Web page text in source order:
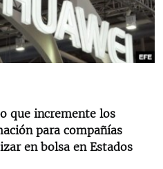
que incremente los
para compañías
en bolsa en Estados